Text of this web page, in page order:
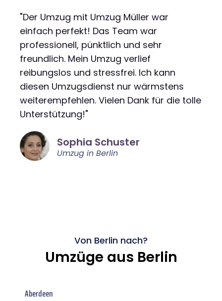
"Der Umzug mit Umzug Müller war
einfach perfekt! Das Team war
professionell, pünktlich und sehr
freundlich. Mein Umzug verlief
reibungslos und stressfrei. Ich kann
diesen Umzugsdienst nur wärmstens
weiterempfehlen. Vielen Dank für die tolle
Unterstützung!"
Sophia Schuster
Umzug in Berlin
Von Berlin nach?
Umzüge aus Berlin
Aberdeen